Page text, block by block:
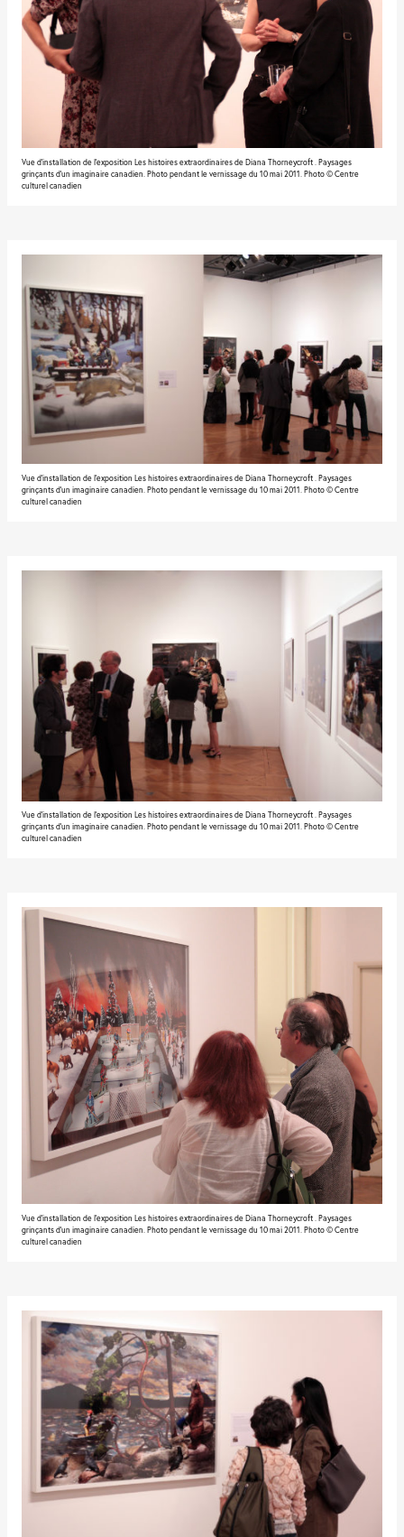
Vue d'installation de l'exposition Les histoires extraordinaires de Diana Thorneycroft . Paysages
grinçants d’un imaginaire canadien. Photo pendant le vernissage du 10 mai 2011. Photo © Centre
culturel canadien
Vue d'installation de l'exposition Les histoires extraordinaires de Diana Thorneycroft . Paysages
grinçants d’un imaginaire canadien. Photo pendant le vernissage du 10 mai 2011. Photo © Centre
culturel canadien
Vue d'installation de l'exposition Les histoires extraordinaires de Diana Thorneycroft . Paysages
grinçants d’un imaginaire canadien. Photo pendant le vernissage du 10 mai 2011. Photo © Centre
culturel canadien
Vue d'installation de l'exposition Les histoires extraordinaires de Diana Thorneycroft . Paysages
grinçants d’un imaginaire canadien. Photo pendant le vernissage du 10 mai 2011. Photo © Centre
culturel canadien